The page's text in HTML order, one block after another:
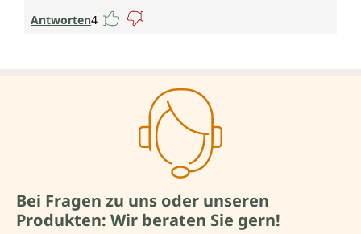
Antworten4
Bei Fragen zu uns oder unseren
Produkten: Wir beraten Sie gern!